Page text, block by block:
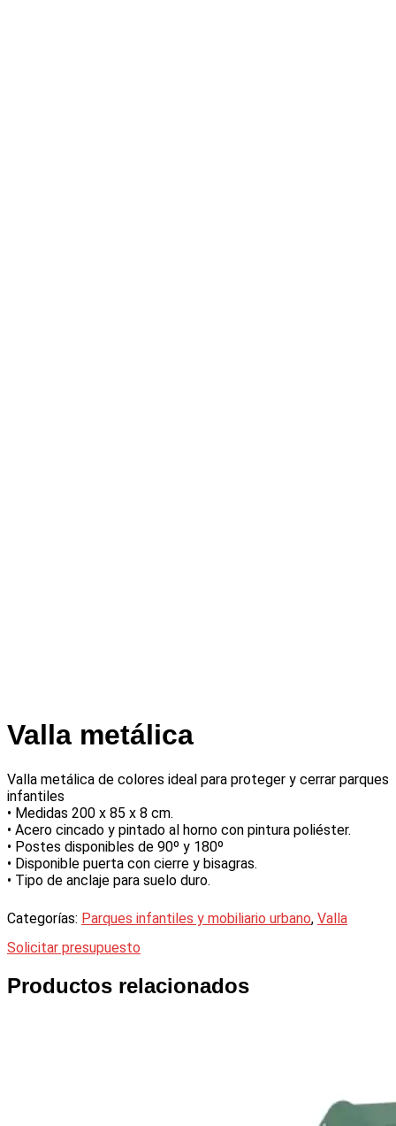
Valla metálica
Valla metálica de colores ideal para proteger y cerrar parques
infantiles
• Medidas 200 x 85 x 8 cm.
• Acero cincado y pintado al horno con pintura poliéster.
• Postes disponibles de 90º y 180º
• Disponible puerta con cierre y bisagras.
• Tipo de anclaje para suelo duro.
Categorías: Parques infantiles y mobiliario urbano, Valla
Solicitar presupuesto
Productos relacionados